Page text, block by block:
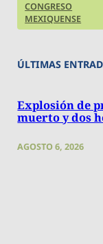
CONGRESO
MEXIQUENSE
ÚLTIMAS
Explosión de
muerto y dos
AGOSTO 6, 2026